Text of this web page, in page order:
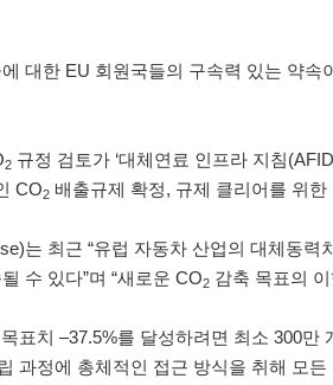
대한 EU 회원국들의 구속력 있는 약
2 규정 검토가 ‘대체연료 인프라 지침
CO2 배출규제 확정, 규제 클리어를 위
는 최근 “유럽 자동차 산업의 대체동력
수 있다”며 “새로운 CO2 감축 목표의 이
표치 –37.5%를 달성하려면 최소 300
과정에 총체적인 접근 방식을 취해 모